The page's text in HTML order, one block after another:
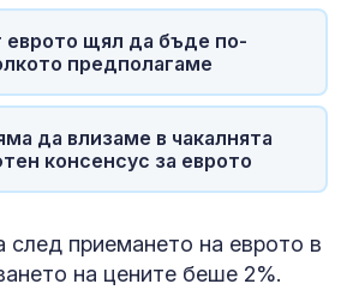
еврото щял да бъде по-
предполагаме
да влизаме в чакалнята
консенсус за еврото
след приемането на еврото в
на цените беше 2%.